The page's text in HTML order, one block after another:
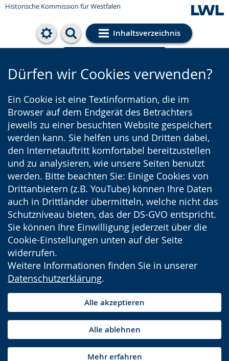
Historische Kommission für Westfalen
Inhaltsverzeichnis
Cookie-Einstellungen
Dürfen wir Cookies verwenden?
Ein Cookie ist eine Textinformation, die im
Browser auf dem Endgerät des Betrachters
jeweils zu einer besuchten Website gespeichert
werden kann. Sie helfen uns und Dritten dabei,
den Internetauftritt komfortabel bereitzustellen
und zu analysieren, wie unsere Seiten benutzt
werden. Bitte beachten Sie: Einige Cookies von
Drittanbietern (z.B. YouTube) können Ihre Daten
auch in Drittländer übermitteln, welche nicht das
Schutzniveau bieten, das der DS-GVO entspricht.
Sie können Ihre Einwilligung jederzeit über die
Cookie-Einstellungen unten auf der Seite
widerrufen.
Weitere Informationen finden Sie in unserer
Datenschutzerklärung.
Alle akzeptieren
Alle ablehnen
Mehr erfahren